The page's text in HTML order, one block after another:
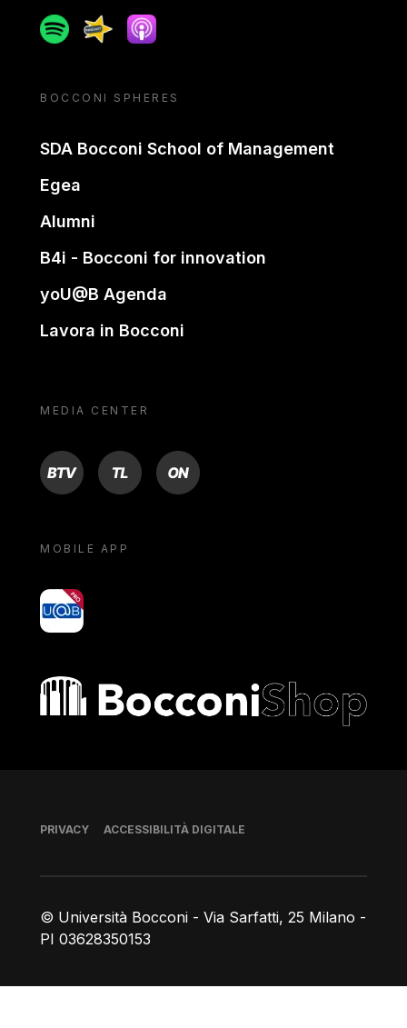
SpotifySpreakerApple podcast
BOCCONI SPHERES
SDA Bocconi School of Management
Egea
Alumni
B4i - Bocconi for innovation
yoU@B Agenda
Lavora in Bocconi
MEDIA CENTER
BTV TL ON
MOBILE APP
yoU@B
Bocconi shop
© Università Bocconi - Via Sarfatti, 25 Milano -
PI 03628350153
Piè di pagina
PRIVACY ACCESSIBILITÀ DIGITALE